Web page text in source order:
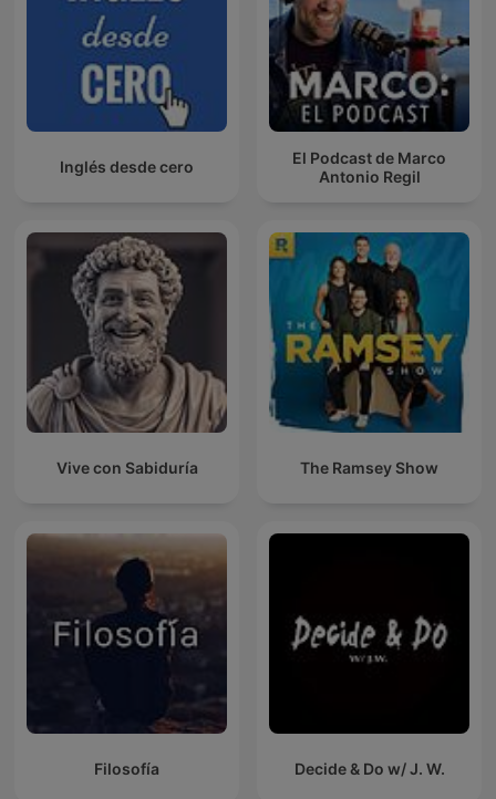
Inglés desde cero
El Podcast de Marco
Antonio Regil
Vive con Sabiduría The Ramsey Show
Filosofía Decide & Do w/ J. W.